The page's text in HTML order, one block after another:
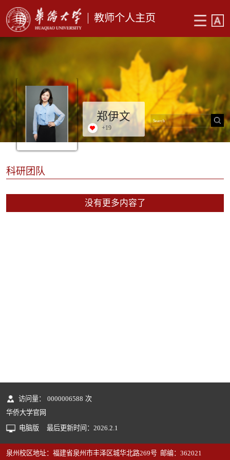
教师个人主页
郑伊文
+19
科研团队
没有更多内容了
访问量： 0000006588 次
华侨大学官网
电脑版
最后更新时间： 2026 2 1
泉州校区地址：福建省泉州市丰泽区城华北路269号 邮编：362021